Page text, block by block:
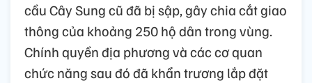
cầu Cây Sung cũ đã bị sập, gây chia cắt giao
thông của khoảng 250 hộ dân trong vùng.
Chính quyền địa phương và các cơ quan
chức năng sau đó đã khẩn trương lắp đặt